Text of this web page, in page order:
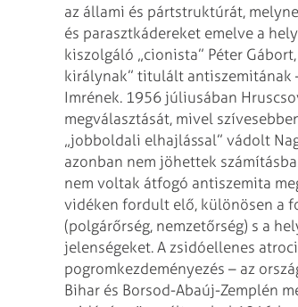
az állami és pártstruktúrát,
és parasztkádereket emelve a
kiszolgáló „cionista” Péter
királynak” titulált antiszemitának
Imrének. 1956 júliusában
megválasztását, mivel
„jobboldali elhajlással” vádolt
azonban nem jöhettek
nem voltak átfogó antiszemita
vidéken fordult elő, különösen a
(polgárőrség, nemzetőrség) s a
jelenségeket. A zsidóellenes
pogromkezdeményezés – az
Bihar és Borsod-Abaúj-Zemplén